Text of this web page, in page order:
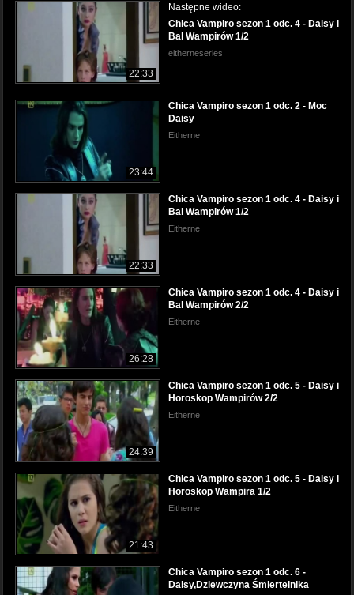
22:33
Następne wideo:
Chica Vampiro sezon 1 odc. 4 - Daisy i
Bal Wampirów 1/2
eitherneseries
23:44
Chica Vampiro sezon 1 odc. 2 - Moc
Daisy
Eitherne
22:33
Chica Vampiro sezon 1 odc. 4 - Daisy i
Bal Wampirów 1/2
Eitherne
26:28
Chica Vampiro sezon 1 odc. 4 - Daisy i
Bal Wampirów 2/2
Eitherne
24:39
Chica Vampiro sezon 1 odc. 5 - Daisy i
Horoskop Wampirów 2/2
Eitherne
21:43
Chica Vampiro sezon 1 odc. 5 - Daisy i
Horoskop Wampira 1/2
Eitherne
Chica Vampiro sezon 1 odc. 6 -
Daisy,Dziewczyna Śmiertelnika